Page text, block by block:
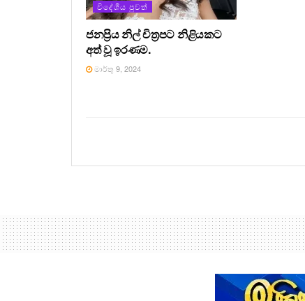
විදේශීය පුවත්
ජනප්‍රිය නිල් චිත්‍රපට නිළියකට
අත් වූ ඉරණම.
මාර්තු 9, 2024